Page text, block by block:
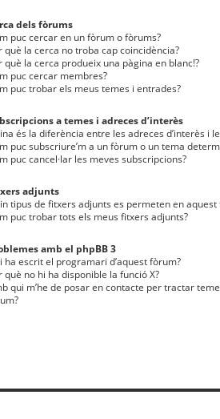
dels fòrums
puc cercar en un fòrum o fòrums?
què la cerca no troba cap coincidència?
què la cerca produeix una pàgina en blanc!?
puc cercar membres?
puc trobar els meus temes i entrades?
a temes i adreces d’interès
és la diferència entre les adreces d’interès i
puc subscriure’m a un fòrum o un tema
puc cancel·lar les meves subscripcions?
adjunts
tipus de fitxers adjunts es permeten en aquest
puc trobar tots els meus fitxers adjunts?
amb el phpBB 3
ha escrit el programari d’aquest fòrum?
què no hi ha disponible la funció X?
qui m’he de posar en contacte per tractar